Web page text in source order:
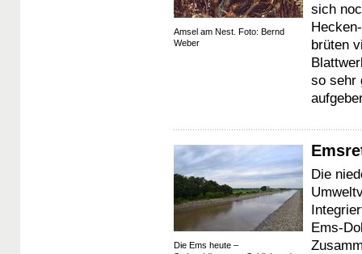
Amsel am Nest. Foto: Bernd
Weber
sich
brüten
so sehr
Die Ems heute –
Die
Ems-